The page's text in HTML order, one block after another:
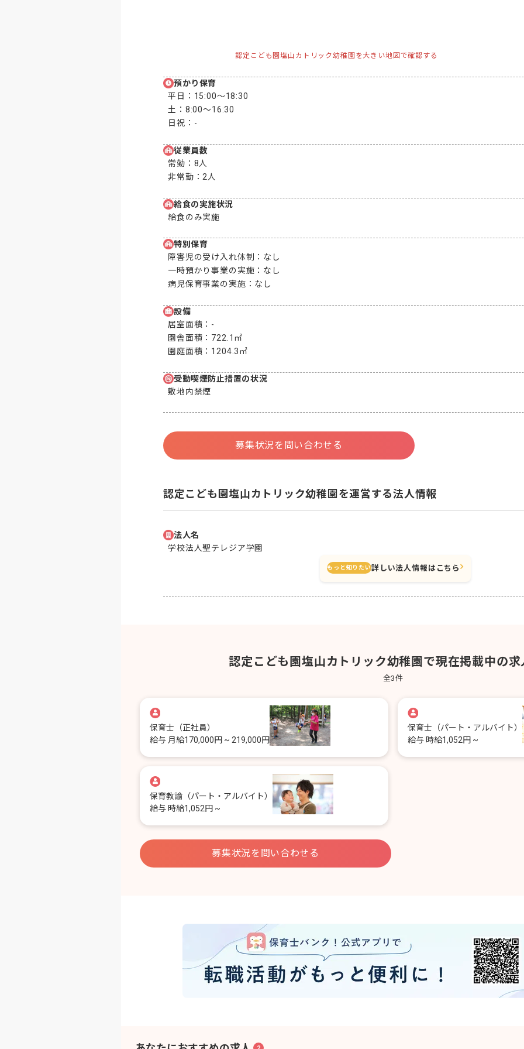
認定こども園塩山カトリック幼稚園を大きい地図で確認する
預かり保育
平日： 15:00〜18:30
土： 8:00〜16:30
日祝： -
従業員数
常勤： 8人
非常勤： 2人
給食の実施状況
給食のみ実施
特別保育
障害児の受け入れ体制： なし
一時預かり事業の実施： なし
病児保育事業の実施： なし
設備
居室面積： -
園舎面積： 722.1㎡
園庭面積： 1204.3㎡
受動喫煙防止措置の状況
敷地内禁煙
募集状況を問い合わせる
認定こども園塩山カトリック幼稚園を運営する法人情報
法人名
学校法人聖テレジア学園
もっと知りたい詳しい法人情報はこちら
認定こども園塩山カトリック幼稚園で現在掲載中の求
全3件
保育士 （正社員）
給与 月給170,000円 ~ 219,000円
保育士 （パート・アルバイト）
給与 時給1,052円 ~
保育教諭 （パート・アルバイト）
給与 時給1,052円 ~
募集状況を問い合わせる